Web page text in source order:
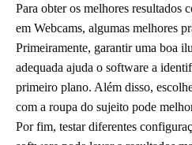
Para obter os melhores resultados
em Webcams, algumas melhores
Primeiramente, garantir uma boa
adequada ajuda o software a
primeiro plano. Além disso,
com a roupa do sujeito pode
Por fim, testar diferentes